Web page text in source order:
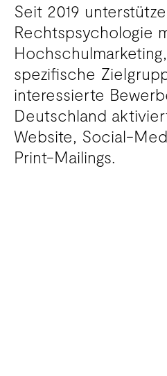
Seit 2019
Rechtspsychologie
spezifische
interessierte
Deutschland
Website, Social-
Print-Mailings.